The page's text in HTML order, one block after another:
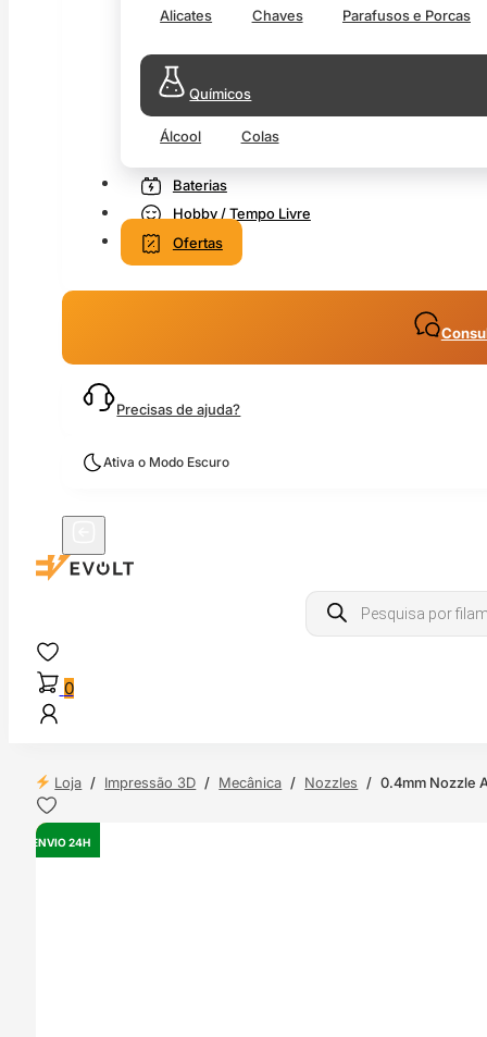
Alicates Chaves Parafusos e Porcas
Químicos
Álcool Colas
Baterias
Hobby / Tempo Livre
Ofertas
Precisas de ajuda?
Ativa o Modo Escuro
Products
search
0
Loja / Impressão 3D / Mecânica / Nozzles / 0.4mm Nozzle
OUTLET
ENVIO 24H